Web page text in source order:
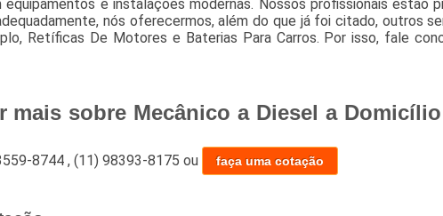
equipamentos e instalações modernas. Nossos profissionais estão
nós oferecermos, além do que já foi citado, outros
Retíficas De Motores e Baterias Para Carros. Por isso, fale
mais sobre Mecânico a Diesel a
8744 , (11) 98393-8175 ou faça uma cotação